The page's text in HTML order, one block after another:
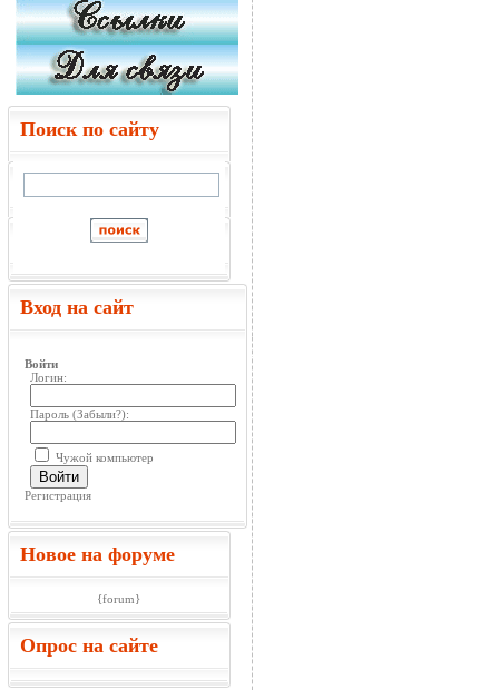
Поиск по сайту
Вход на сайт
Войти
Логин:
Пароль (Забыли?):
Чужой компьютер
Войти
Регистрация
Новое на форуме
{forum}
Опрос на сайте